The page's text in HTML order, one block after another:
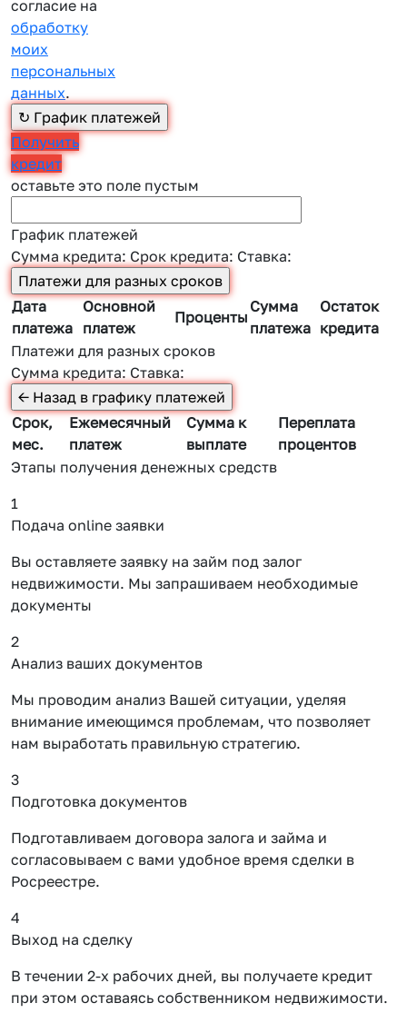
согласие на
обработку
моих
персональных
данных.
Получить
кредит
оставьте это поле пустым
График платежей
Сумма кредита: Срок кредита: Ставка:
Дата
платежа
Основной
платеж
Проценты
Сумма
платежа
Остаток
кредита
Платежи для разных сроков
Сумма кредита: Ставка:
Срок,
мес.
Ежемесячный
платеж
Сумма к
выплате
Переплата
процентов
Этапы получения денежных средств
1
Подача online заявки
Вы оставляете заявку на займ под залог
недвижимости. Мы запрашиваем необходимые
документы
2
Анализ ваших документов
Мы проводим анализ Вашей ситуации, уделяя
внимание имеющимся проблемам, что позволяет
нам выработать правильную стратегию.
3
Подготовка документов
Подготавливаем договора залога и займа и
согласовываем с вами удобное время сделки в
Росреестре.
4
Выход на сделку
В течении 2-х рабочих дней, вы получаете кредит
при этом оставаясь собственником недвижимости.